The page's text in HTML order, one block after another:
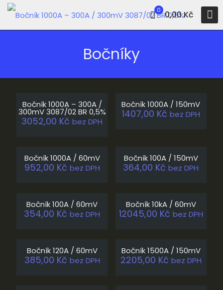
0 0,00 Kč
Bočníky
Bočník 1000A – 300A /
300mV 3087/02 BR 0,5%
3052,00 Kč bez DPH
Bočník 1000A / 150mV
1407,00 Kč bez DPH
Bočník 1000A / 60mV
952,00 Kč bez DPH
Bočník 100A / 150mV
364,00 Kč bez DPH
Bočník 100A / 60mV
354,00 Kč bez DPH
Bočník 10kA / 60mV
12045,00 Kč bez DPH
Bočník 120A / 60mV
385,00 Kč bez DPH
Bočník 1500A / 150mV
2205,00 Kč bez DPH